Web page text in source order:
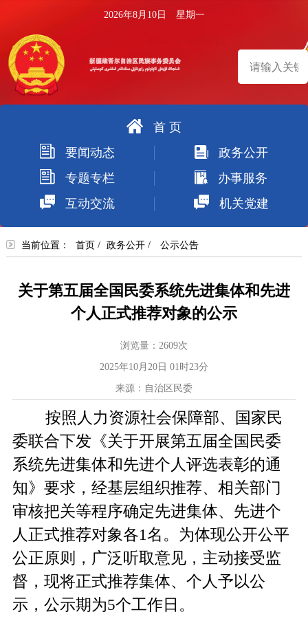
2026年8月10日 星期一
索
首 页
要闻动态
政务公开
专题专栏
办事服务
互动交流
机关党建
当前位置： 首页 / 政务公开/ 公示公告
关于第五届全国民委系统先进集体和先进
个人正式推荐对象的公示
浏览量： 2609次
2025年10月20日 01时23分
来源：自治区民委
按照人力资源社会保障部、国家民
委联合下发《关于开展第五届全国民委
系统先进集体和先进个人评选表彰的通
知》要求，经基层组织推荐、相关部门
审核把关等程序确定先进集体、先进个
人正式推荐对象各1名。 为体现公开公平
公正原则，广泛听取意见，主动接受监
督，现将正式推荐集体、个人予以公
示，公示期为5个工作日。